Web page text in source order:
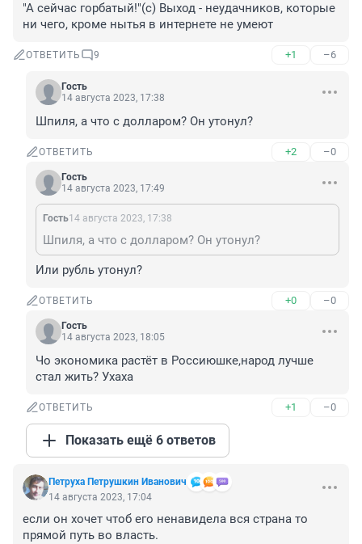
"А сейчас горбатый!"(с) Выход - неудачников, которые
ни чего, кроме нытья в интернете не умеют
ОТВЕТИТЬ 9 +1 –6
Гость
14 августа 2023, 17:38
Шпиля, а что с долларом? Он утонул?
ОТВЕТИТЬ +2 –0
Гость
14 августа 2023, 17:49
Гость14 августа 2023, 17:38
Шпиля, а что с долларом? Он утонул?
Или рубль утонул?
ОТВЕТИТЬ +0 –0
Гость
14 августа 2023, 18:05
Чо экономика растёт в Россиюшке,народ лучше
стал жить? Ухаха
ОТВЕТИТЬ +1 –0
Показать ещё 6 ответов
Петруха Петрушкин Иванович
14 августа 2023, 17:04
если он хочет чтоб его ненавидела вся страна то
прямой путь во власть.